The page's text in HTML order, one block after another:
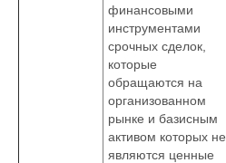
финансовыми
инструментами
срочных сделок,
которые
обращаются на
организованном
рынке и базисным
активом которых не
являются ценные